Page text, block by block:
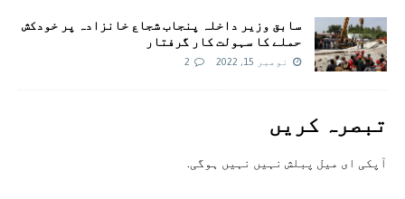
سابق وزیر داخلہ پنجاب شجاع خانزادہ پر خودکش
حملے کا سہولت کار گرفتار
نومبر 15, 2022 2
تبصرہ کريں
آپکی ای ميل پبلش نہيں نہيں ہوگی.